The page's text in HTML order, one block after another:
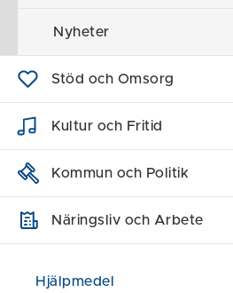
Nyheter
Stöd och Omsorg
Kultur och Fritid
Kommun och Politik
Näringsliv och Arbete
Hjälpmedel